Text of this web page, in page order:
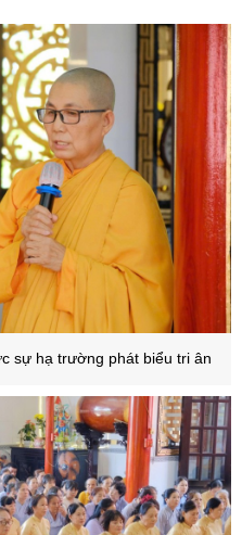
sự hạ trường phát biểu tri ân